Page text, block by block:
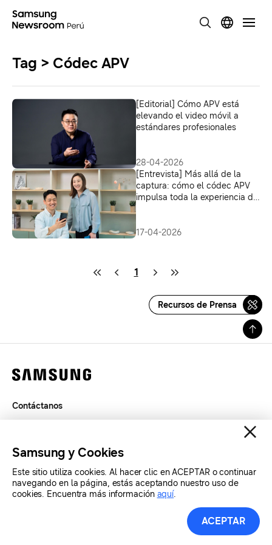
Tag > Códec APV
[Editorial] Cómo APV está
elevando el video móvil a
estándares profesionales
28-04-2026
[Entrevista] Más allá de la
captura: cómo el códec APV
impulsa toda la experiencia de
17-04-2026
1
Recursos de Prensa
Contáctanos
SAMSUNG.COM
Copyright© SAMSUNG Todos los derechos reservados.
Samsung y Cookies
Este sitio utiliza cookies. Al hacer clic en ACEPTAR o continuar
navegando en la página, estás aceptando nuestro uso de
cookies. Encuentra más información aquí.
ACEPTAR